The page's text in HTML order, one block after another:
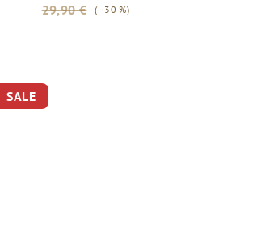
29,90 €
(–30 %)
SALE